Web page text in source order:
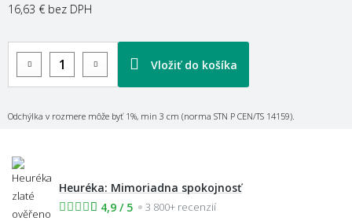
16,63 € bez DPH
Vložiť do košíka
Odchýlka v rozmere môže byť 1%, min 3 cm (norma STN P CEN/TS 14159).
Heuréka: Mimoriadna spokojnosť
4,9 / 5
3 800+ recenzií